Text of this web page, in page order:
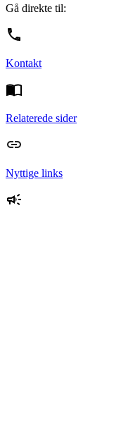
Gå direkte til:
Kontakt
Relaterede sider
Nyttige links